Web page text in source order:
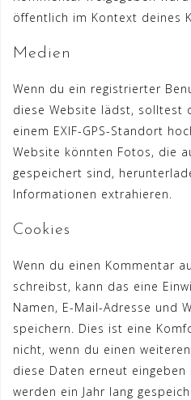
öffentlich im Kontext deines
Medien
Wenn du ein registrierter
diese Website lädst, solltest
einem EXIF-GPS-Standort
Website könnten Fotos, die
gespeichert sind,
Informationen extrahieren.
Cookies
Wenn du einen Kommentar
schreibst, kann das eine
Namen, E-Mail-Adresse und
speichern. Dies ist eine
nicht, wenn du einen
diese Daten erneut eingeben
werden ein Jahr lang